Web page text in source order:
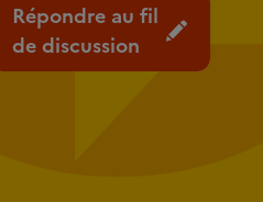
Répondre au fil
de discussion